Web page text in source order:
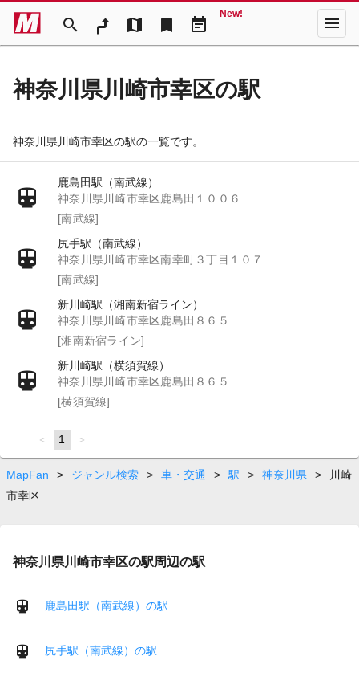
search map bookmark event_note
New! menu
神奈川県川崎市幸区の駅
神奈川県川崎市幸区の駅の一覧です。
鹿島田駅（南武線）
神奈川県川崎市幸区鹿島田１００６
[南武線]
尻手駅（南武線）
神奈川県川崎市幸区南幸町３丁目１０７
[南武線]
新川崎駅（湘南新宿ライン）
神奈川県川崎市幸区鹿島田８６５
[湘南新宿ライン]
新川崎駅（横須賀線）
神奈川県川崎市幸区鹿島田８６５
[横須賀線]
page
You're
on
page
1 page
MapFan > ジャンル検索 > 車・交通 > 駅 > 神奈川県 >
川崎
市幸区
神奈川県川崎市幸区の駅周辺の駅
鹿島田駅（南武線）の駅
尻手駅（南武線）の駅